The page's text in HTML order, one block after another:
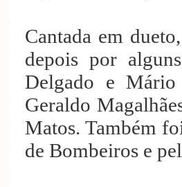
Cantada em
depois por
Delgado e Mário
Geraldo
Matos. Também
de Bombeiros e